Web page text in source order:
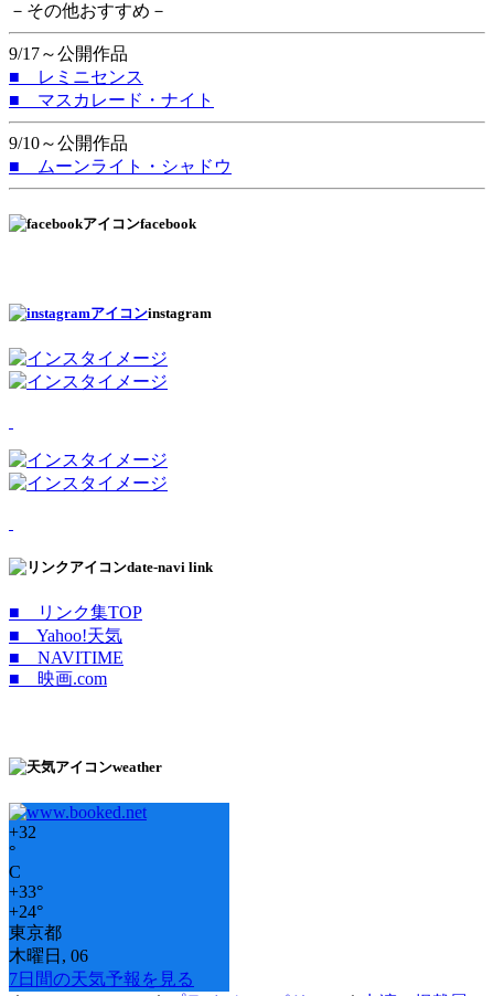
－その他おすすめ－
9/17～公開作品
■ レミニセンス
■ マスカレード・ナイト
9/10～公開作品
■ ムーンライト・シャドウ
facebook
instagram
date-navi link
■ リンク集TOP
■ Yahoo!天気
■ NAVITIME
■ 映画.com
weather
+32
°
C
+33°
+24°
東京都
木曜日, 06
7日間の天気予報を見る